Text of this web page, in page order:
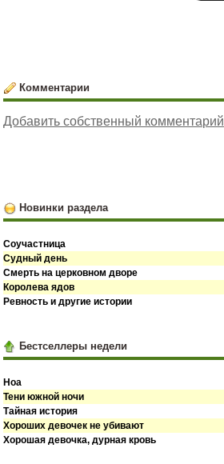
Комментарии
Добавить собственный комментарий
Новинки раздела
Соучастница
Судный день
Смерть на церковном дворе
Королева ядов
Ревность и другие истории
Бестселлеры недели
Ноа
Тени южной ночи
Тайная история
Хороших девочек не убивают
Хорошая девочка, дурная кровь